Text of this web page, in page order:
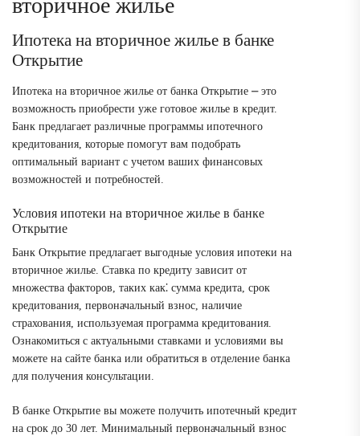
вторичное жилье
Ипотека на вторичное жилье в банке
Открытие
Ипотека на вторичное жилье от банка Открытие ⎼ это
возможность приобрести уже готовое жилье в кредит.
Банк предлагает различные программы ипотечного
кредитования, которые помогут вам подобрать
оптимальный вариант с учетом ваших финансовых
возможностей и потребностей.
Условия ипотеки на вторичное жилье в банке
Открытие
Банк Открытие предлагает выгодные условия ипотеки на
вторичное жилье. Ставка по кредиту зависит от
множества факторов, таких как⁚ сумма кредита, срок
кредитования, первоначальный взнос, наличие
страхования, используемая программа кредитования.
Ознакомиться с актуальными ставками и условиями вы
можете на сайте банка или обратиться в отделение банка
для получения консультации.
В банке Открытие вы можете получить ипотечный кредит
на срок до 30 лет. Минимальный первоначальный взнос